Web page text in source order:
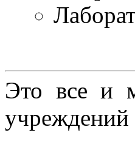
Это все и